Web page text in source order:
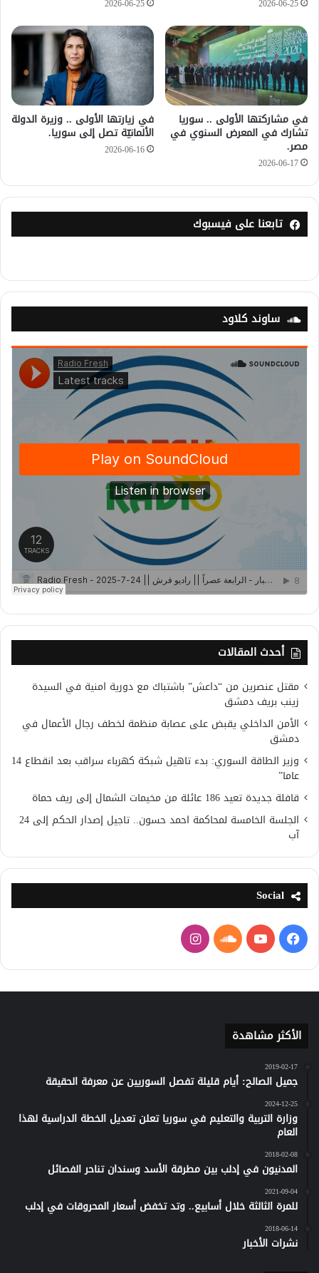
2026-06-25
2026-06-25
في مشاركتها الأولى .. سوريا
تشارك في المعرض السنوي في
مصر.
2026-06-17
في زيارتها الأولى .. وزيرة الدولة
الألمانيّة تصل إلى سوريا.
2026-06-16
تابعنا على فيسبوك
ساوند كلاود
أحدث المقالات
مقتل عنصرين من “داعش” باشتباك مع دورية امنية في السيدة
زينب بريف دمشق
الأمن الداخلي يقبض على عصابة منظمة لخطف رجال الأعمال في
دمشق
وزير الطاقة السوري: بدء تاهيل شبكة كهرباء سراقب بعد انقطاع 14
عاما”
قافلة جديدة تعيد 186 عائلة من مخيمات الشمال إلى ريف حماة
الجلسة الخامسة لمحاكمة احمد حسون.. تاجيل إصدار الحكم إلى 24
آب
Social
فيسبوكيوتيوبساوند
كلاود
انستقرام
الأكثر مشاهدة
2019-02-17
جميل الصالح: أيام قليلة تفصل السوريين عن معرفة الحقيقة
2024-12-25
وزارة التربية والتعليم في سوريا تعلن تعديل الخطة الدراسية لهذا
العام
2018-02-08
المدنيون في إدلب بين مطرقة الأسد وسندان تناحر الفصائل
2021-09-04
للمرة الثالثة خلال أسابيع.. وتد تخفض أسعار المحروقات في إدلب
2018-06-14
نشرات الأخبار